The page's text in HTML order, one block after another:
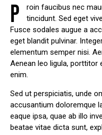
P
roin faucibus nec
tincidunt. Sed eget
Fusce sodales augue a
eget blandit pulvinar.
elementum semper nisi.
Aenean leo ligula, porttitor
enim.
Sed ut perspiciatis, unde
accusantium doloremque
eaque ipsa, quae ab illo
beatae vitae dicta sunt,